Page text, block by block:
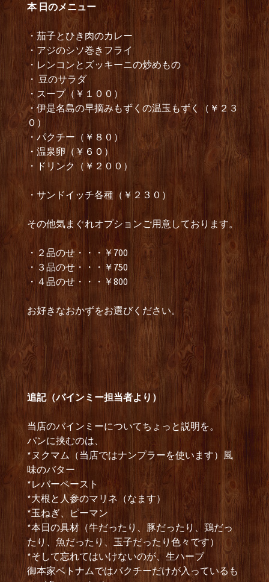
本 日のメニュー
・茄子とひき肉のカレー
・アジのシソ巻きフライ
・レンコンとズッキーニの炒めもの
・ 豆のサラダ
・スープ（￥１００）
・伊是名島の早摘みもずくの温玉もずく（￥２３
０）
・パクチー（￥８０）
・温泉卵（￥６０）
・ドリンク（￥２００）
・サンドイッチ各種（￥２３０）
その他気まぐれオプションご用意しております。
・２品のせ・・・￥700
・３品のせ・・・￥750
・４品のせ・・・￥800
お好きなおかずをお選びください。
追記（バインミー担当者より）
当店のバインミーについてちょっと説明を。
パンに挟むのは、
*ヌクマム（当店ではナンプラーを使います）風
味のバター
*レバーペースト
*大根と人参のマリネ（なます）
*玉ねぎ、ピーマン
*本日の具材（牛だったり、豚だったり、鶏だっ
たり、魚だったり、玉子だったり色々です）
*そして忘れてはいけないのが、生ハーブ
御本家ベトナムではパクチーだけが入っているも